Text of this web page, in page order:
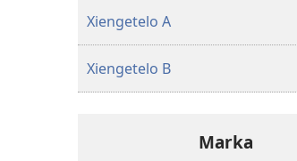
Xiengetelo A
Xiengetelo B
Marka